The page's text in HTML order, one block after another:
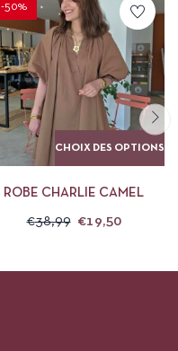
-50%
CHOIX DES OPTIONS
ROBE CHARLIE CAMEL
€38,99 €19,50